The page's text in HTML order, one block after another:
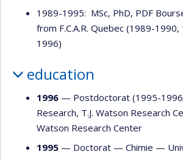
1989-1995: MSc, PhD, PDF
from F.C.A.R. Quebec (1989-
1996)
education
1996 — Postdoctorat (1995-
Research, T.J. Watson Research
Watson Research Center
1995 — Doctorat — Chimie —